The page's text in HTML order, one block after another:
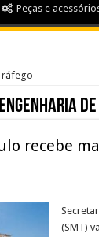
Peças e
recebe
(SMT)